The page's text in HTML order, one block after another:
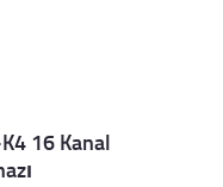
16 Kanal